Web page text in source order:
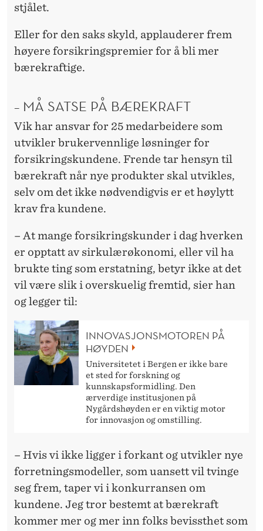
stjålet.
Eller for den saks skyld, applauderer frem
høyere forsikringspremier for å bli mer
bærekraftige.
– MÅ SATSE PÅ BÆREKRAFT
Vik har ansvar for 25 medarbeidere som
utvikler brukervennlige løsninger for
forsikringskundene. Frende tar hensyn til
bærekraft når nye produkter skal utvikles,
selv om det ikke nødvendigvis er et høylytt
krav fra kundene.
– At mange forsikringskunder i dag hverken
er opptatt av sirkulærøkonomi, eller vil ha
brukte ting som erstatning, betyr ikke at det
vil være slik i overskuelig fremtid, sier han
og legger til:
INNOVASJONSMOTOREN PÅ
HØYDEN
Universitetet i Bergen er ikke bare
et sted for forskning og
kunnskapsformidling. Den
ærverdige institusjonen på
Nygårdshøyden er en viktig motor
for innovasjon og omstilling.
– Hvis vi ikke ligger i forkant og utvikler nye
forretningsmodeller, som uansett vil tvinge
seg frem, taper vi i konkurransen om
kundene. Jeg tror bestemt at bærekraft
kommer mer og mer inn folks bevissthet som